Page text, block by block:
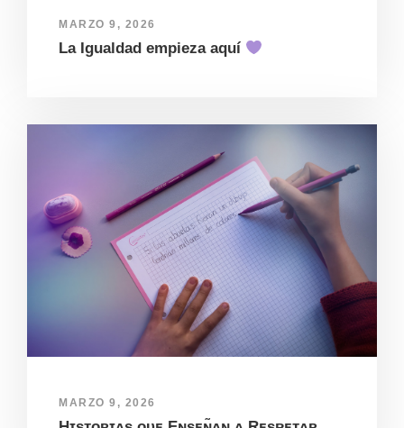
MARZO 9, 2026
La Igualdad empieza aquí
MARZO 9, 2026